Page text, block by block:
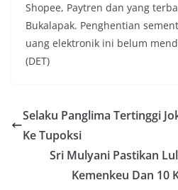
Shopee, Paytren dan yang
Bukalapak. Penghentian
uang elektronik ini belum
(DET)
Selaku Panglima Tertinggi
Ke Tupoksi
Sri Mulyani Pastikan
Kemenkeu Dan 10